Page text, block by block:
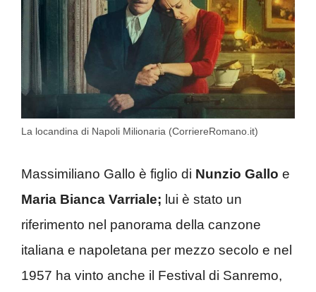
La locandina di Napoli Milionaria (CorriereRomano.it)
Massimiliano Gallo è figlio di Nunzio Gallo e
Maria Bianca Varriale; lui è stato un
riferimento nel panorama della canzone
italiana e napoletana per mezzo secolo e nel
1957 ha vinto anche il Festival di Sanremo,